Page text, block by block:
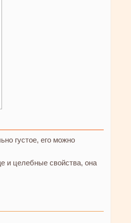
густое, его можно
и целебные свойства, она